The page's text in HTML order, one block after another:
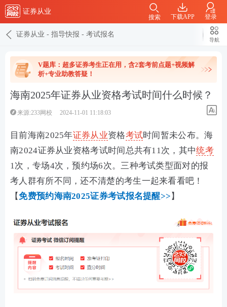
证券从业
下载APP 登录
搜索
证券从业 - 指导快报 - 考试报名
导航
V题库：超多证券考生正在用，含2套考前点题+视频解
析+专业助教答疑！
海南2025年证券从业资格考试时间什么时候？
来源:233网校 2024-11-01 11:18:03
目前海南2025年证券从业资格考试时间暂未公布。海
南2024证券从业资格考试时间总共有11次，其中统考
1次，专场4次，预约场6次。三种考试类型面对的报
考人群有所不同，还不清楚的考生一起来看看吧！
【免费预约海南2025证券考试报名提醒>> 】